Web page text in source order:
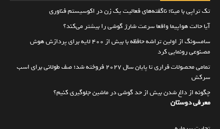
تک تراپی با مینا؛ ناگفته‌های فعالیت یک زن در اکوسیستم فناوری
آیا حالت هواپیما واقعا سرعت شارژ گوشی را بیشتر می‌کند؟
سامسونگ از اولین تراشه حافظه با بیش از ۴۰۰ لایه برای پردازش هوش
مصنوعی رونمایی کرد
تمامی محصولات فراری تا پایان سال ۲۰۲۷ فروخته شد؛ صف طولانی برای اسب
سرکش
چگونه از داغ شدن بیش از حد گوشی در ماشین جلوگیری کنیم؟
معرفی دوستان